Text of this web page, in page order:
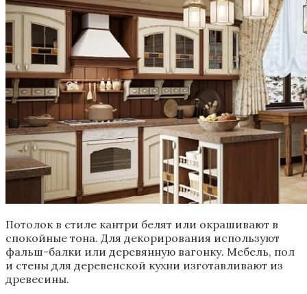
Потолок в стиле кантри белят или окрашивают в
спокойные тона. Для декорирования используют
фальш-балки или деревянную вагонку. Мебель, пол
и стены для деревенской кухни изготавливают из
древесины.